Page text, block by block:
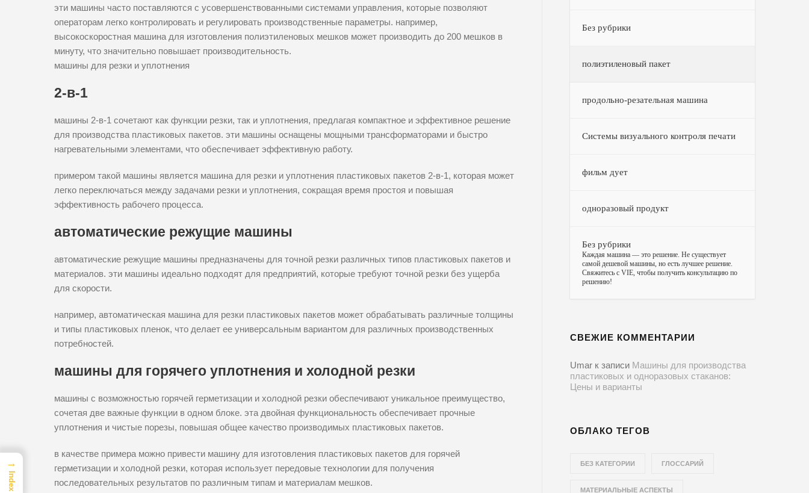
эти машины часто поставляются с усовершенствованными системами управления, которые позволяют
операторам легко контролировать и регулировать производственные параметры. например,
высокоскоростная машина для изготовления полиэтиленовых мешков может производить до 200 мешков в
минуту, что значительно повышает производительность.
машины для резки и уплотнения
2-в-1
машины 2-в-1 сочетают как функции резки, так и уплотнения, предлагая компактное и эффективное решение
для производства пластиковых пакетов. эти машины оснащены мощными трансформаторами и быстро
нагревательными элементами, что обеспечивает эффективную работу.
примером такой машины является машина для резки и уплотнения пластиковых пакетов 2-в-1, которая может
легко переключаться между задачами резки и уплотнения, сокращая время простоя и повышая
эффективность рабочего процесса.
автоматические режущие машины
автоматические режущие машины предназначены для точной резки различных типов пластиковых пакетов и
материалов. эти машины идеально подходят для предприятий, которые требуют точной резки без ущерба
для скорости.
например, автоматическая машина для резки пластиковых пакетов может обрабатывать различные толщины
и типы пластиковых пленок, что делает ее универсальным вариантом для различных производственных
потребностей.
машины для горячего уплотнения и холодной резки
машины с возможностью горячей герметизации и холодной резки обеспечивают уникальное преимущество,
сочетая две важные функции в одном блоке. эта двойная функциональность обеспечивает прочные
уплотнения и чистые порезы, повышая общее качество производимых пластиковых пакетов.
в качестве примера можно привести машину для изготовления пластиковых пакетов для горячей
герметизации и холодной резки, которая использует передовые технологии для получения
последовательных результатов по различным типам и материалам мешков.
Без рубрики
полиэтиленовый пакет
продольно-резательная машина
Системы визуального контроля печати
фильм дует
одноразовый продукт
Без рубрики
–
Каждая машина — это решение. Не существует
самой дешевой машины, но есть лучшее решение.
Свяжитесь с VIE, чтобы получить консультацию по
решению!
СВЕЖИЕ КОММЕНТАРИИ
Umar к записи Машины для производства
пластиковых и одноразовых стаканов:
Цены и варианты
ОБЛАКО ТЕГОВ
БЕЗ КАТЕГОРИИ ГЛОССАРИЙ
МАТЕРИАЛЬНЫЕ АСПЕКТЫ
→
Index